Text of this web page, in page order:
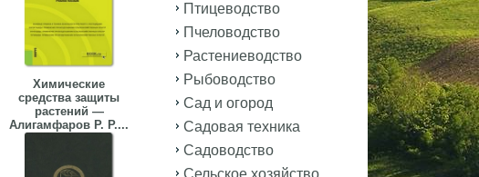
Химические
средства защиты
растений —
Алигамфаров Р. Р....
Птицеводство
Пчеловодство
Растениеводство
Рыбоводство
Сад и огород
Садовая техника
Садоводство
Сельское хозяйство